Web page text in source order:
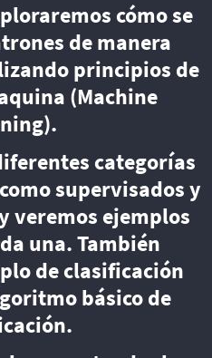
cómo se
de manera
principios de
(Machine
categorías
supervisados y
veremos ejemplos
una. También
de clasificación
básico de